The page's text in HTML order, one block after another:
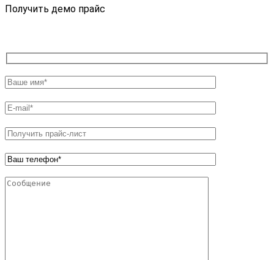
Получить демо прайс